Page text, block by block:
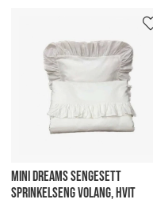
MINI DREAMS SENGESETT
SPRINKELSENG VOLANG, HVIT